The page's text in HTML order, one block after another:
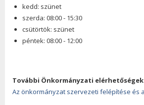
kedd: szünet
szerda: 08:00 - 15:30
csütörtök: szünet
péntek: 08:00 - 12:00
További Önkormányzati
Az önkormányzat szervezeti felépítése és